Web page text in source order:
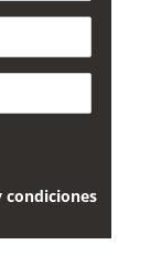
condiciones